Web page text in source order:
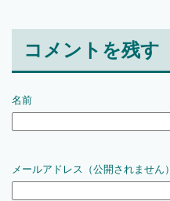
コメントを残す
名前
メールアドレス（公開されません）